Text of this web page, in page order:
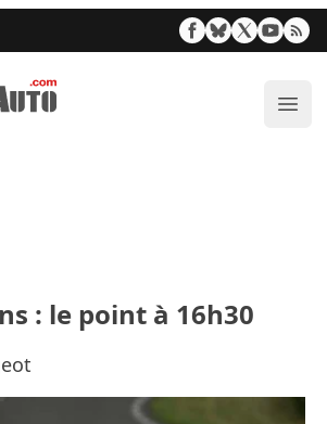
: le point à 16h30